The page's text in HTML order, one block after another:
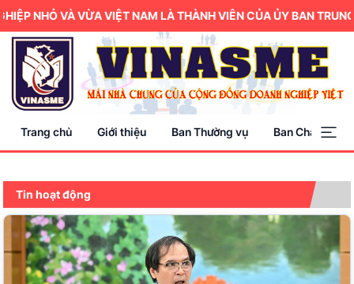
VÀ VỪA VIỆT NAM LÀ THÀNH VIÊN CỦA ỦY BAN TRUNG
Trang chủ Giới thiệu Ban Thường vụ Ban Chấp hành
Tin hoạt động